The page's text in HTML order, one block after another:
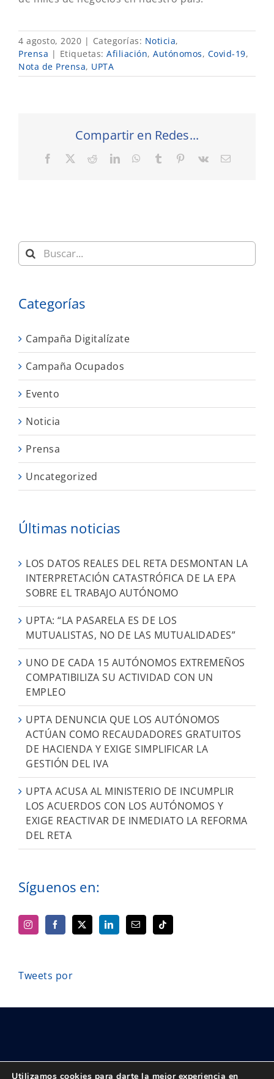
4 agosto, 2020 | Categorías: Noticia,
Prensa | Etiquetas: Afiliación, Autónomos, Covid-19,
Nota de Prensa, UPTA
Compartir en Redes...
Facebook RedditLinkedInWhatsApp
Tumblr Pinterest
Vk
Correo
Buscar:
Categorías
Campaña Digitalízate
Campaña Ocupados
Evento
Noticia
Prensa
Uncategorized
Últimas noticias
LOS DATOS REALES DEL RETA DESMONTAN LA
INTERPRETACIÓN CATASTRÓFICA DE LA EPA
SOBRE EL TRABAJO AUTÓNOMO
UPTA: “LA PASARELA ES DE LOS
MUTUALISTAS, NO DE LAS MUTUALIDADES”
UNO DE CADA 15 AUTÓNOMOS EXTREMEÑOS
COMPATIBILIZA SU ACTIVIDAD CON UN
EMPLEO
UPTA DENUNCIA QUE LOS AUTÓNOMOS
ACTÚAN COMO RECAUDADORES GRATUITOS
DE HACIENDA Y EXIGE SIMPLIFICAR LA
GESTIÓN DEL IVA
UPTA ACUSA AL MINISTERIO DE INCUMPLIR
LOS ACUERDOS CON LOS AUTÓNOMOS Y
EXIGE REACTIVAR DE INMEDIATO LA REFORMA
DEL RETA
Síguenos en:
Tweets por
Utilizamos cookies para darte la mejor experiencia en